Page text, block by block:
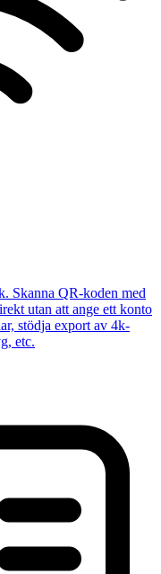
Skanna QR-koden med
utan att ange ett konto
stödja export av 4k-
etc.